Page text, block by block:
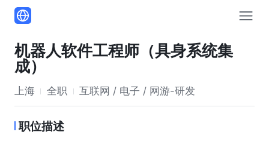
机器人软件工程师（具身系统集
成）
上海 全职 互联网 / 电子 / 网游-研发
职位描述